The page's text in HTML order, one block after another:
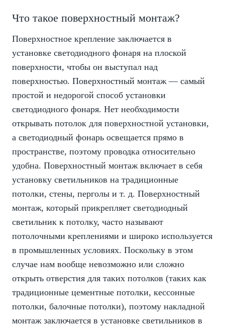
Что такое поверхностный монтаж?
Поверхностное крепление заключается в
установке светодиодного фонаря на плоской
поверхности, чтобы он выступал над
поверхностью. Поверхностный монтаж — самый
простой и недорогой способ установки
светодиодного фонаря. Нет необходимости
открывать потолок для поверхностной установки,
а светодиодный фонарь освещается прямо в
пространстве, поэтому проводка относительно
удобна. Поверхностный монтаж включает в себя
установку светильников на традиционные
потолки, стены, перголы и т. д. Поверхностный
монтаж, который прикрепляет светодиодный
светильник к потолку, часто называют
потолочными креплениями и широко используется
в промышленных условиях. Поскольку в этом
случае нам вообще невозможно или сложно
открыть отверстия для таких потолков (таких как
традиционные цементные потолки, кессонные
потолки, балочные потолки), поэтому накладной
монтаж заключается в установке светильников в